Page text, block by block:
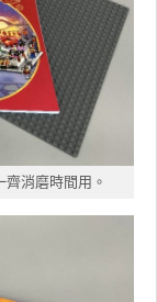
消磨時間用。